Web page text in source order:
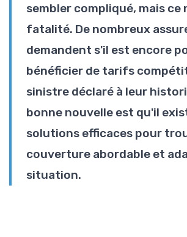
sembler compliqué, mais ce
fatalité. De nombreux
demandent s'il est encore
bénéficier de tarifs
sinistre déclaré à leur
bonne nouvelle est qu'il
solutions efficaces pour
couverture abordable et
situation.